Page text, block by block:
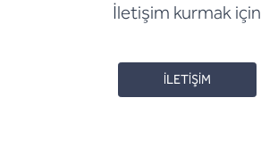
İletişim kurmak için
İLETİŞİM